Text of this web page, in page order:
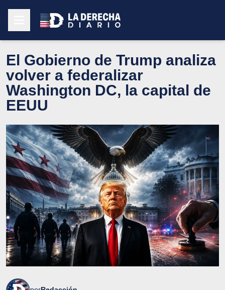
El Gobierno de Trump analiza
volver a federalizar
Washington DC, la capital de
EEUU